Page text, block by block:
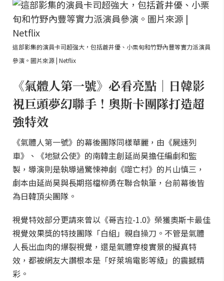
這部影集的演員卡司超強大，包括蒼井優、小栗旬和竹野內豐等實力派演員
參演。圖片來源 | Netflix
《氣體人第一號》必看亮點｜日韓影
視巨頭夢幻聯手！奧斯卡團隊打造超
強特效
《氣體人第一號》的幕後團隊同樣華麗，由《屍速列
車》、《地獄公使》的南韓主創延尚昊擔任編劇和監
製，導演則是執導過驚悚神劇《噬亡村》的片山慎三，
劇本由延尚昊與長期搭檔柳勇在聯合執筆，台前幕後皆
為日韓頂尖團隊。
視覺特效部分更請來曾以《哥吉拉-1.0》榮獲奧斯卡最佳
視覺效果獎的特技團隊「白組」親自操刀。不管是氣體
人長出血肉的爆裂視覺，還是氣體穿梭實景的擬真特
效，都被網友大讚根本是「好萊塢電影等級」的震撼精
彩。